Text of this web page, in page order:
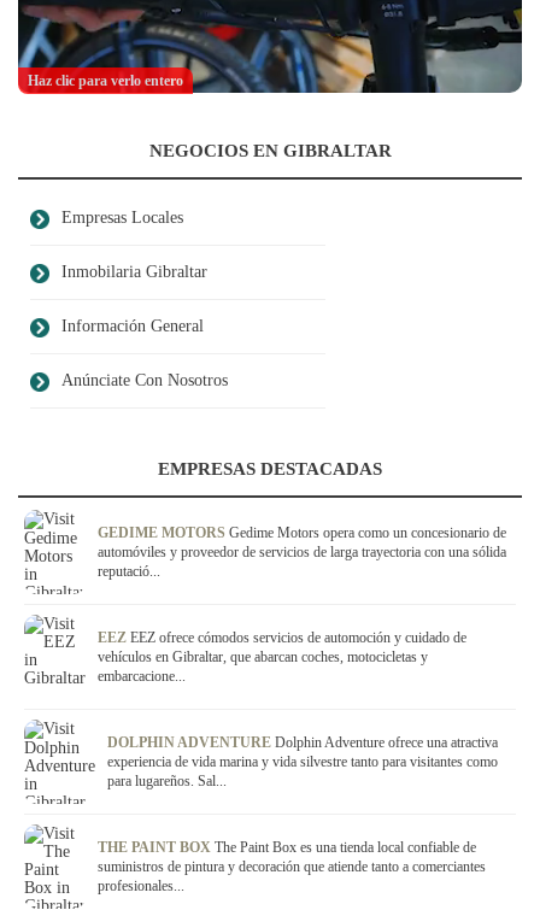
Haz clic para verlo entero
NEGOCIOS EN GIBRALTAR
Empresas Locales
Inmobilaria Gibraltar
Información General
Anúnciate Con Nosotros
EMPRESAS DESTACADAS
GEDIME MOTORS Gedime Motors opera como un concesionario de
automóviles y proveedor de servicios de larga trayectoria con una sólida
reputació...
EEZ EEZ ofrece cómodos servicios de automoción y cuidado de
vehículos en Gibraltar, que abarcan coches, motocicletas y
embarcacione...
DOLPHIN ADVENTURE Dolphin Adventure ofrece una atractiva
experiencia de vida marina y vida silvestre tanto para visitantes como
para lugareños. Sal...
THE PAINT BOX The Paint Box es una tienda local confiable de
suministros de pintura y decoración que atiende tanto a comerciantes
profesionales...